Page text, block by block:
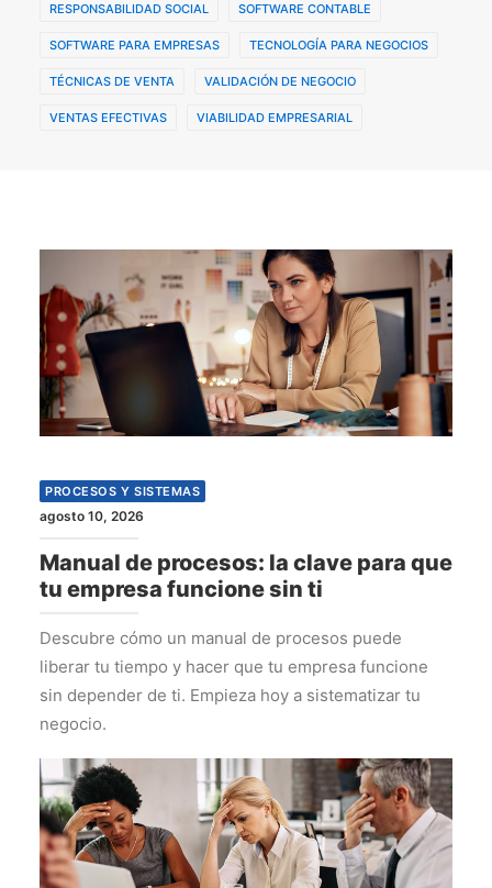
RESPONSABILIDAD SOCIAL SOFTWARE CONTABLE
SOFTWARE PARA EMPRESAS TECNOLOGÍA PARA NEGOCIOS
TÉCNICAS DE VENTA VALIDACIÓN DE NEGOCIO
VENTAS EFECTIVAS VIABILIDAD EMPRESARIAL
PROCESOS Y SISTEMAS
agosto 10, 2026
Manual de procesos: la clave para que
tu empresa funcione sin ti
Descubre cómo un manual de procesos puede
liberar tu tiempo y hacer que tu empresa funcione
sin depender de ti. Empieza hoy a sistematizar tu
negocio.